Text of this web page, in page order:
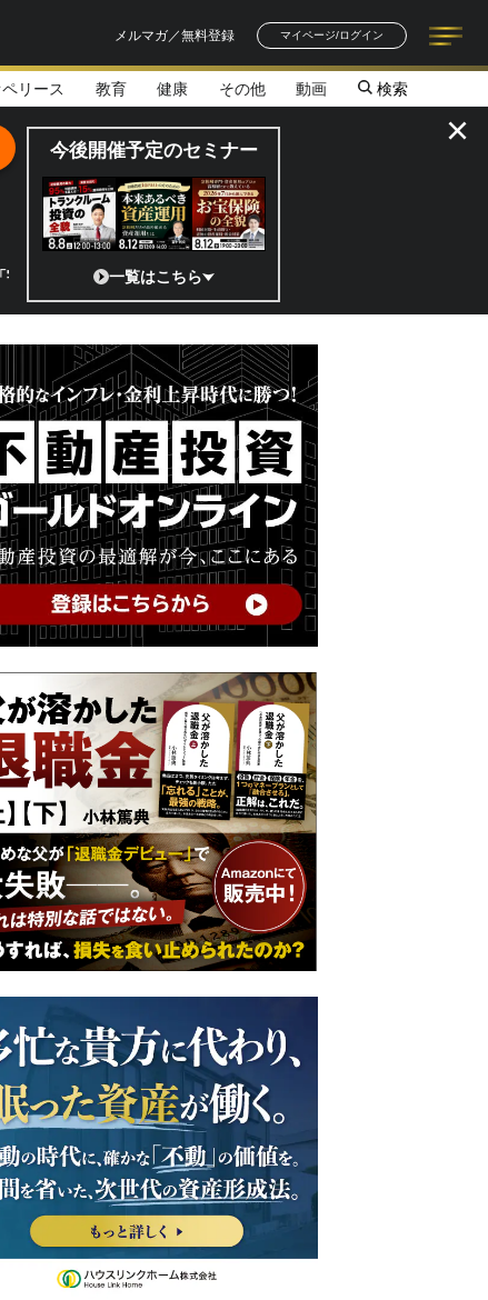
メルマガ／無料登録
マイページ/ログイン
記事一覧
著者一覧
リース 教育 健康 その他 動画 検索
の宇宙ベンチャーのココがスゴイ！／補助金から実需へ、知ら
今後開催予定のセミナー
一覧はこちら
×